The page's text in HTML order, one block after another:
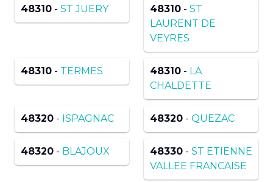
48310 - ST JUERY 48310 - ST
LAURENT DE
VEYRES
48310 - TERMES 48310 - LA
CHALDETTE
48320 - ISPAGNAC 48320 - QUEZAC
48320 - BLAJOUX 48330 - ST ETIENNE
VALLEE FRANCAISE